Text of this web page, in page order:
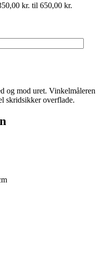
kr. til 650,00 kr.
og mod uret. Vinkelmåleren
skridsikker overflade.